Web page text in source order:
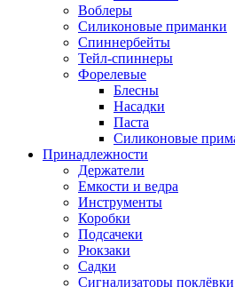
Воблеры
Силиконовые приманки
Спиннербейты
Тейл-спиннеры
Форелевые
Блесны
Насадки
Паста
Силиконовые
Принадлежности
Держатели
Емкости и ведра
Инструменты
Коробки
Подсачеки
Рюкзаки
Садки
Сигнализаторы поклёвки